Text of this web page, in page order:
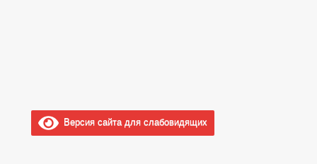
Версия сайта для слабовидящих